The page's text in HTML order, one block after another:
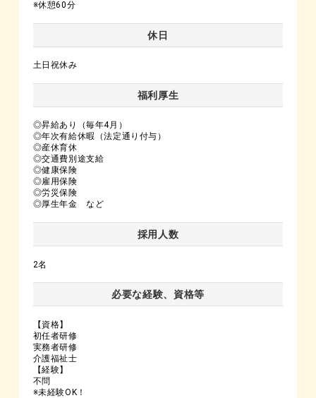
※休憩60分
休日
土日祝休み
福利厚生
◎昇給あり（毎年4月）
◎年次有給休暇（法定通り付与）
◎産休育休
◎交通費別途支給
◎健康保険
◎雇用保険
◎労災保険
◎厚生年金 など
採用人数
2名
必要な経験、資格等
【資格】
初任者研修
実務者研修
介護福祉士
【経験】
不問
※未経験OK！